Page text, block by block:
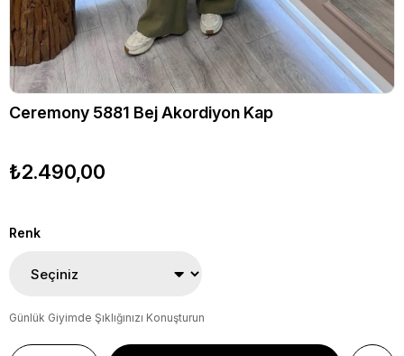
Ceremony 5881 Bej Akordiyon Kap
₺2.490,00
Renk
Günlük Giyimde Şıklığınızı Konuşturun